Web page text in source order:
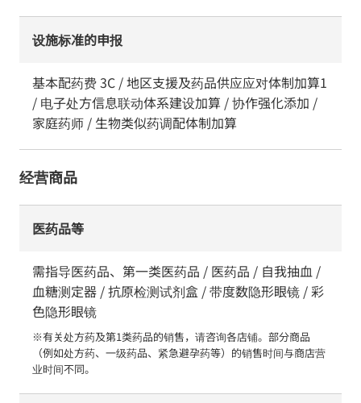
设施标准的申报
基本配药费 3C / 地区支援及药品供应应对体制加算1
/ 电子处方信息联动体系建设加算 / 协作强化添加 /
家庭药师 / 生物类似药调配体制加算
经营商品
医药品等
需指导医药品、第一类医药品 / 医药品 / 自我抽血 /
血糖测定器 / 抗原检测试剂盒 / 带度数隐形眼镜 / 彩
色隐形眼镜
※有关处方药及第1类药品的销售，请咨询各店铺。部分商品
（例如处方药、一级药品、紧急避孕药等）的销售时间与商店营
业时间不同。